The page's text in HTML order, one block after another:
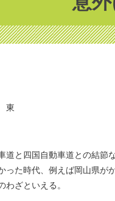
東
と四国自動車道との結節
た時代、例えば岡山県が
わざといえる。